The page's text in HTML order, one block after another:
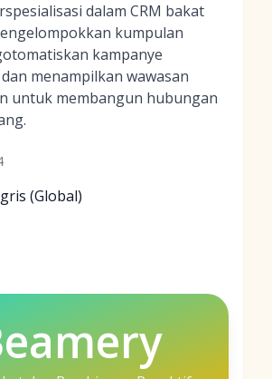
dalam CRM bakat
kumpulan
kampanye
menampilkan wawasan
untuk membangun hubungan
(Global)